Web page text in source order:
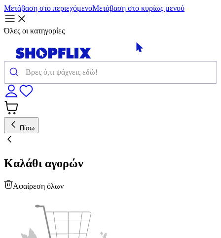
Μετάβαση στο περιεχόμενοΜετάβαση στο κυρίως μενού
Όλες οι κατηγορίες
Πίσω
Καλάθι αγορών
Αφαίρεση όλων